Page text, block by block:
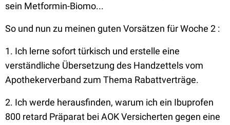
sein Metformin-Biomo...
So und nun zu meinen guten Vorsätzen für Woche 2 :
1. Ich lerne sofort türkisch und erstelle eine
verständliche Übersetzung des Handzettels vom
Apothekerverband zum Thema Rabattverträge.
2. Ich werde herausfinden, warum ich ein Ibuprofen
800 retard Präparat bei AOK Versicherten gegen eine